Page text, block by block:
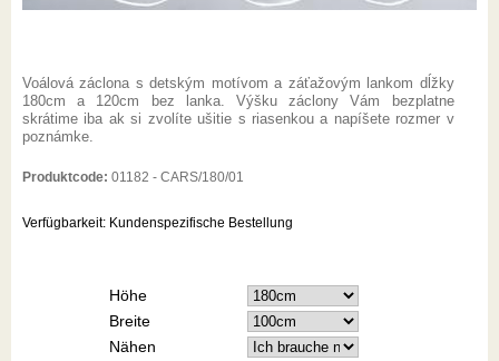
Voálová záclona s detským motívom a záťažovým lankom dĺžky
180cm a 120cm bez lanka. Výšku záclony Vám bezplatne
skrátime iba ak si zvolíte ušitie s riasenkou a napíšete rozmer v
poznámke.
Produktcode: 01182 - CARS/180/01
Verfügbarkeit: Kundenspezifische Bestellung
Höhe
Breite
Nähen